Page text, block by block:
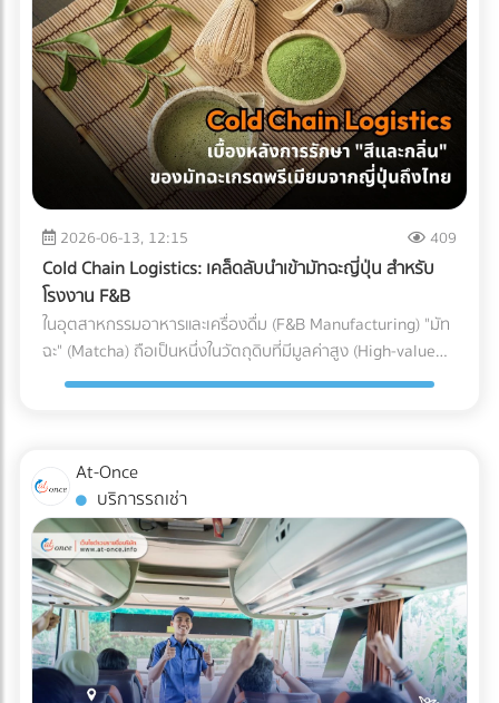
ถูกบรรจุลงตู้คอนเทนเนอร์ สำหรับธุรกิจ SME หรือองค์กรที่
ต้องการเติบโตในตลาดโลกอย่างยั่งยืน การยอมจ่ายค่าบริการที่
สมเหตุสมผลให้กับผู้เชี่ยวชาญ ย่อมเป็นทางเลือกที่ปลอดภัยและ
คุ้มค่ากว่าการยอมเสี่ยงเพื่อประหยัดงบเพียงเล็กน้อย แต่ต้องมา
นั่งเสียใจกับค่าปรับและปัญหาสินค้าติดท่าเรือในภายหลังอย่าง
(Particulate Matter Control) ในกรณีของอุปกรณ์ที่ต้องสัมผัส
กับกระแสเลือดโดยตรง เช่น สายสวนหลอดเลือด (Catheters)
หรือถุงเก็บเลือด ฝุ่นผงเพียงเล็กน้อยที่ปะปนเข้าไปอาจทำให้เกิด
ภาวะลิ่มเลือดอุดตัน หรือการอักเสบขั้นรุนแรงในร่างกายผู้ป่วยได้
ระบบ Cleanroom จะคอยกรองฝุ่นละออง สะเก็ดผิวหนัง หรือ
เส้นผมของพนักงาน ไม่ให้หลุดรอดลงไปในไลน์การผลิตอย่าง
เด็ดขาด 3. การควบคุมอุณหภูมิและความชื้น (Temperature &
Humidity) พลาสติกเกรดการแพทย์บางชนิดมีความไวต่อ
ความชื้นและอุณหภูมิ หากสภาพแวดล้อมแกว่งไปมา อาจส่งผล
ต่อขนาด (Dimension) และความแข็งแรงของชิ้นงาน
Cleanroom จะช่วยรักษาสภาพแวดล้อมให้คงที่ ทำให้ชิ้นส่วน
พลาสติกทุกชิ้นที่ถูกฉีดออกมามีขนาดที่แม่นยำ (Precision) ตาม
ที่วิศวกรออกแบบไว้ การบรรจุภัณฑ์ (Packaging): ขั้นตอนชี้ชะตา
ภายใน Cleanroom จุดบอดที่หลายคนมักมองข้ามคือ
กระบวนการบรรจุ แม้ชิ้นส่วนพลาสติกจะถูกผลิตออกมาอย่าง
ในโรงงานมาตรฐาน การนำชิ้นส่วนพลาสติกออกจากแม่พิมพ์
(Demolding), การประกอบชิ้นส่วน (Assembly), และ การซีล
บรรจุภัณฑ์ (Sealing) จะต้องดำเนินการให้เสร็จสิ้นภายใน
Cleanroom ทั้งหมด บรรจุภัณฑ์ที่ใช้มักเป็นถุงฟอยล์หรือถุง
Tyvek ที่ได้มาตรฐานการแพทย์ เมื่อซีลปิดผนึกเรียบร้อยแล้ว จึง
จะสามารถนำชิ้นงานนั้นออกจาก Cleanroom สู่คลังสินค้าปกติ
ได้ บทสรุป: ความมั่นใจที่ส่งต่อถึงมือผู้ป่วย การลงทุนสร้างและ
บำรุงรักษา Cleanroom มีต้นทุนที่สูงมาก ทั้งค่าระบบปรับอากาศ
ค่าชุดป้องกัน (Gowning) และการตรวจสอบมาตรฐานประจำปี แต่
Parts) ที่ต้องทนต่อแรงดันและอุณหภูมิที่เปลี่ยนแปลงตลอดเวลา
หากเลือกใช้ชิ้นส่วนที่ไม่ได้มาตรฐาน นี่คือสิ่งที่อาจต้องจ่ายคืนใน
ภายหลัง: 1. ต้นทุนจากของเสียและเวลาสูญเปล่าในไลน์ผลิต
(False Reject & Downtime) อะไหล่ที่ราคาถูกมักจะแลกมากับ
การควบคุมคุณภาพ (QC) ที่หละหลวม สมมติว่ามีการนำ Stop
Valve ที่ไม่ได้มาตรฐานมาประกอบ เมื่อถึงขั้นตอนทดสอบแรงดัน
แล้วพบว่าวาล์วเกิดการรั่วซึม สิ่งที่ตามมาคือโรงงานต้องหยุด
สายพานการผลิต เสียเวลาถอดประกอบใหม่ และสูญเสียต้นทุน
ค่าแรงของพนักงานไปอย่างเปล่าประโยชน์ (Downtime Cost) 2.
ค่าใช้จ่ายในการเคลมสินค้าและชื่อเสียงที่เสียไป (Warranty
Claims & Reputation) "ความทนทาน" คือหัวใจของเครื่องปรับ
อากาศ ชิ้นส่วนอย่าง Accumulator ทำหน้าที่สำคัญในการดักจับ
ของเหลวไม่ให้ไหลกลับเข้าไปทำลายคอมเพรสเซอร์ หาก
Accumulator เกิดสนิมทะลุ หรือดักของเหลวไม่ได้
คอมเพรสเซอร์จะพังก่อนหมดอายุการใช้งานทันที ต้นทุนในการ
หลายร้อยเท่า 3. ต้นทุนจากการไม่ผ่านมาตรฐานสากล
(Compliance Risks) ในปี 2026 ทั่วโลกหันมาใช้น้ำยาแอร์รักษ์
โลก (Eco-Friendly Refrigerants) ซึ่งมักจะมีแรงดันสูงกว่า
น้ำยาแอร์ยุคเก่า ชิ้นส่วนราคาถูกอาจไม่ได้ถูกออกแบบมาเพื่อ
รองรับสเปกใหม่นี้ ทำให้ไม่ผ่านมาตรฐานความปลอดภัย
นอกจากนี้ หากซัพพลายเออร์ต้นทางไม่มีระบบจัดการสิ่ง
แวดล้อมที่ดี โรงงานก็อาจเผชิญความยากลำบากในการขอใบรับ
รองสากลเพื่อส่งออกสินค้าไปต่างประเทศ บทสรุป: การเปลี่ยน
มุมมองจาก "ราคา" สู่ "ความคุ้มค่า" แบรนด์ผู้ผลิตเครื่องปรับ
2026-06-13, 12:15 409
Cold Chain Logistics: เคล็ดลับนำเข้ามัทฉะญี่ปุ่น สำหรับ
โรงงาน F&B
ในอุตสาหกรรมอาหารและเครื่องดื่ม (F&B Manufacturing) "มัท
ฉะ" (Matcha) ถือเป็นหนึ่งในวัตถุดิบที่มีมูลค่าสูง (High-value
Ingredient) และได้รับความนิยมอย่างต่อเนื่อง แต่ในขณะเดียวกัน
การขนส่งผงชาใส่ตู้คอนเทนเนอร์แล้วจบไป เพราะหากขาดการ
บริหารจัดการซัพพลายเชนที่ถูกต้อง สิ่งที่ส่งมาถึงหน้าโรงงาน
อาจกลายเป็นเพียง "ผงชาสีหม่น" ที่สูญเสียทั้งเอกลักษณ์และ
มูลค่า กุญแจสำคัญที่อยู่เบื้องหลังการคงสภาพความสดใหม่ สี
เขียวสว่าง และกลิ่นอูมามิของมัทฉะไว้ได้อย่างสมบูรณ์แบบ คือ
ระบบขนส่งที่เรียกว่า Cold Chain Logistics (ระบบห่วงโซ่ความ
เย็น) ทำไม "มัทฉะ" ถึงต้องการการดูแลระดับพิเศษ? ก่อนจะเข้าใจ
ความสำคัญของการขนส่ง ต้องเข้าใจธรรมชาติของผงมัทฉะ
At-Once
บริการรถเช่า